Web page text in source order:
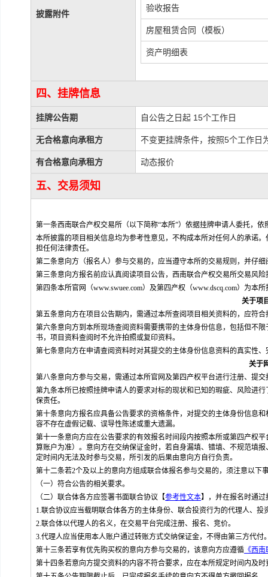
披露附件
验收报告
房屋租赁合同（模板）
资产明细表
四、挂牌信息
挂牌公告期 自公告之日起 15个工作日
无合格意向承租方 不变更挂牌条件，按照5个工作日
有合格意向承租方 动态报价
五、交易须知
第一条西南联合产权交易所（以下简称“本所”）依据挂牌申请人委托，
本所披露的项目相关信息均为参考性意见，不构成本所对任何人的承诺
担任何法律责任。
第二条意向方（报名人）参与交易的，应当遵守本所的交易规则，并仔细
第三条意向方报名前应认真阅读项目公告，西南联合产权交易所交易风
第四条本所官网（www.swuee.com）及第四产权（www.dscq.com）为
关于项
第五条意向方在项目公告期内，需通过本所查阅项目相关资料的，应符
第六条意向方到本所现场查阅资料需要携带的主体身份信息，包括但不
书，项目资料查阅时不允许拍照或复印资料。
第七条意向方在申请查阅资料时对其提交的主体身份信息资料的真实性
关于
第八条意向方参与交易，需通过本所官网及第四产权平台进行注册、提交
第九条本所已按照挂牌申请人的要求对标的现状和已知的瑕疵、风险进
保责任。
第十条意向方报名应具备公告要求的资格条件，对提交的主体身份信息
容不存在虚假记载、误导性陈述或重大遗漏。
第十一条意向方应在公告要求的有效报名时间段内按照本所或第四产权
算账户为准）。意向方在交纳保证金时，若自身漏填、错填、不规范填
定时间内无法及时参与交易，所引发的后果由意向方自行负责。
第十二条若2个及以上的意向方组成联合体报名参与交易的，须注意以下
（一）符合公告的相关要求。
（二）联合体各方应签署书面联合协议【参考性文本】，并在报名时通过
1.联合协议应当载明联合体各方的主体身份、联合投资行为的代理人、
2.联合体以代理人的名义，在交易平台完成注册、报名、竞价。
3.代理人应当使用本人账户通过转账方式交纳保证金，不得由第三方代付
第十三条若享有优先购买权的意向方参与交易的，该意向方应遵循 《西
第十四条若意向方提交资料的内容不符合要求，应在本所规定时间内及